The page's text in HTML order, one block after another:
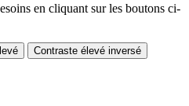
en cliquant sur les boutons ci-
Contraste élevé inversé